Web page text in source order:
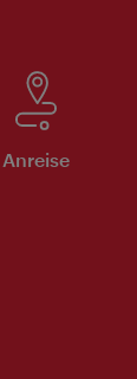
Anreise